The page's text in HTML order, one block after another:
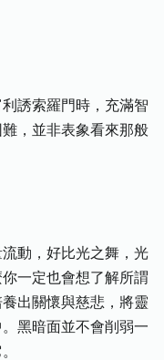
誘索羅門時，充滿智
，並非表象看來那般
動，好比光之舞，光
一定也會想了解所謂
出關懷與慈悲，將靈
黑暗面並不會削弱一